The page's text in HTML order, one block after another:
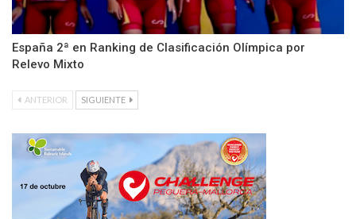
España 2ª en Ranking de Clasificación Olímpica por
Relevo Mixto
ANTERIOR SIGUIENTE